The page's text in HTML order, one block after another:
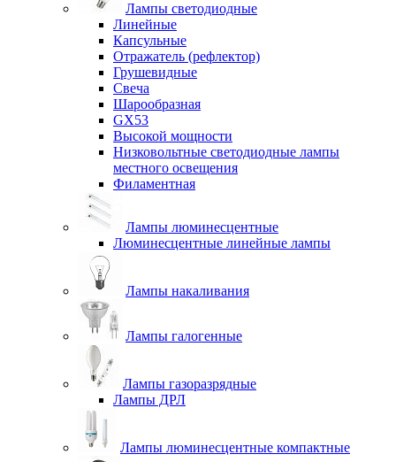
Лампы светодиодные
Линейные
Капсульные
Отражатель (рефлектор)
Грушевидные
Свеча
Шарообразная
GX53
Высокой мощности
Низковольтные светодиодные лампы
местного освещения
Филаментная
Лампы люминесцентные
Люминесцентные линейные лампы
Лампы накаливания
Лампы галогенные
Лампы газоразрядные
Лампы ДРЛ
Лампы люминесцентные компактные